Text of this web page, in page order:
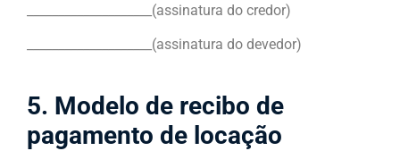
____________________(assinatura do credor)
____________________(assinatura do devedor)
5. Modelo de recibo de
pagamento de locação